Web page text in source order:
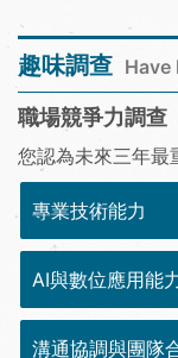
趣味調查 Have
職場競爭力調查
您認為未來三年最
專業技術能力
AI與數位應用能
溝通協調與團隊